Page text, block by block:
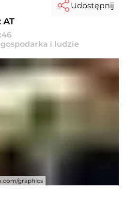
AT
i ludzie
Udostępnij
graphics